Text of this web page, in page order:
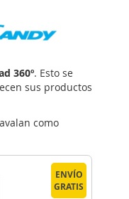
360º. Esto se
sus productos
como
ENVÍO
GRATIS